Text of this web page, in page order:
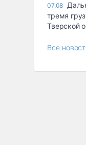
07.08
тремя
Тверской
Все